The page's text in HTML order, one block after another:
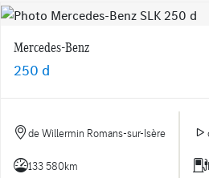
Mercedes-Benz
250 d
de Willermin Romans-sur-Isère
133 580km